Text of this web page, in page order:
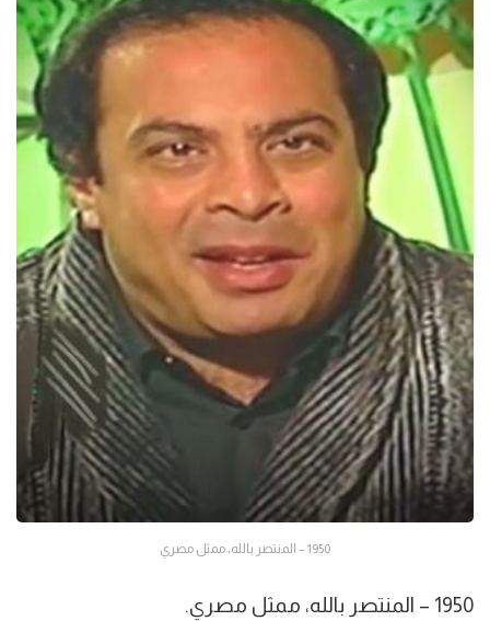
1950 – المنتصر بالله، ممثل مصري
1950 – المنتصر بالله، ممثل مصري.